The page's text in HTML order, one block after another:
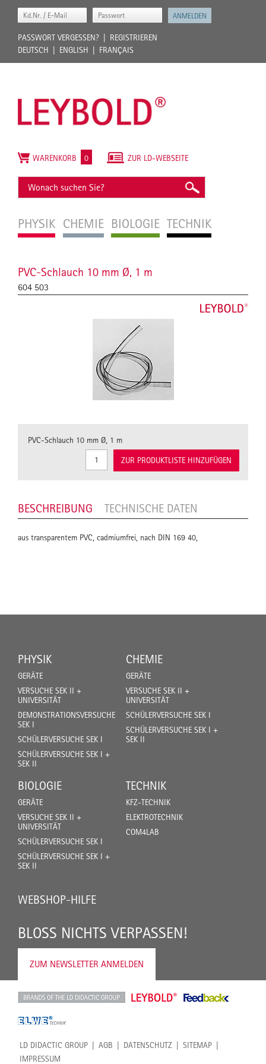
PASSWORT VERGESSEN?
REGISTRIEREN
DEUTSCH
ENGLISH FRANÇAIS
PHYSIK CHEMIE BIOLOGIE TECHNIK
ZUR LD-WEBSEITE
WARENKORB 0
PVC-Schlauch 10 mm Ø, 1 m
604 503
PVC-Schlauch 10 mm Ø, 1 m
ZUR PRODUKTLISTE HINZUFÜGEN
BESCHREIBUNG TECHNISCHE DATEN
aus transparentem PVC, cadmiumfrei, nach DIN 169 40,
PHYSIK
GERÄTE
VERSUCHE SEK II +
UNIVERSITÄT
DEMONSTRATIONSVERSUCHE
SEK I
SCHÜLERVERSUCHE SEK I
SCHÜLERVERSUCHE SEK I +
SEK II
CHEMIE
GERÄTE
VERSUCHE SEK II +
UNIVERSITÄT
SCHÜLERVERSUCHE SEK I
SCHÜLERVERSUCHE SEK I +
SEK II
BIOLOGIE
GERÄTE
VERSUCHE SEK II +
UNIVERSITÄT
SCHÜLERVERSUCHE SEK I
SCHÜLERVERSUCHE SEK I +
SEK II
TECHNIK
KFZ-TECHNIK
ELEKTROTECHNIK
COM4LAB
WEBSHOP-HILFE
BLOSS NICHTS VERPASSEN!
ZUM NEWSLETTER ANMELDEN
LD DIDACTIC GROUP AGB DATENSCHUTZ
SITEMAP
IMPRESSUM